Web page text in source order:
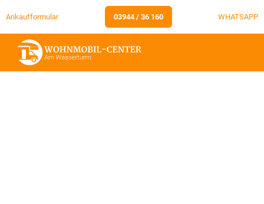
Ankaufformular 03944 / 36 160 WHATSAPP